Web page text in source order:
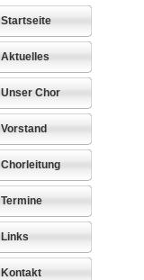
Startseite
Aktuelles
Unser Chor
Vorstand
Chorleitung
Termine
Links
Kontakt